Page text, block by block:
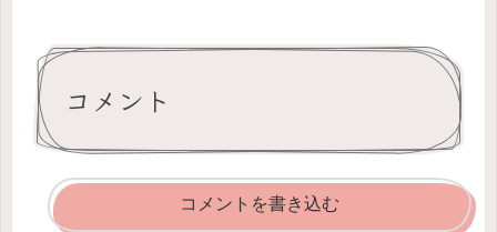
コメント
コメントを書き込む